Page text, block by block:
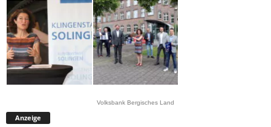
Volksbank Bergisches Land
Anzeige